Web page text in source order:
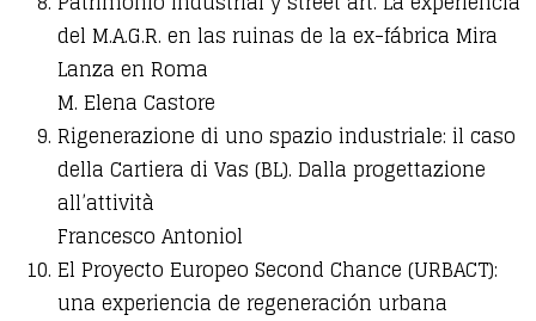
del M.A.G.R. en las ruinas de la ex-fábrica Mira
Lanza en Roma
M. Elena Castore
Rigenerazione di uno spazio industriale: il caso
della Cartiera di Vas (BL). Dalla progettazione
all’attività
Francesco Antoniol
El Proyecto Europeo Second Chance (URBACT):
una experiencia de regeneración urbana